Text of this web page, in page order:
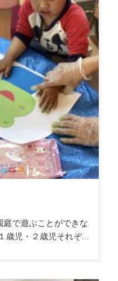
で遊ぶことができな
歳児・２歳児それぞ...